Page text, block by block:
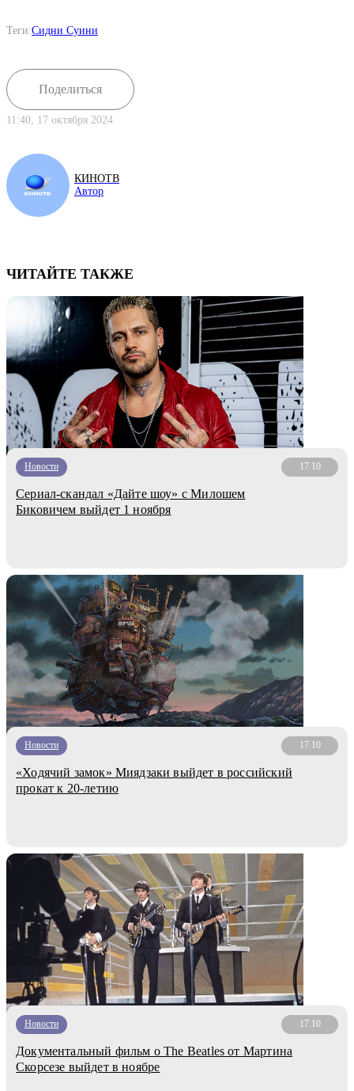
Теги:Сидни Суини
Поделиться
11:40, 17 октября 2024
КИНОТВ
Автор
ЧИТАЙТЕ ТАКЖЕ
Новости 17.10
Сериал-скандал «Дайте шоу» с Милошем
Биковичем выйдет 1 ноября
Новости 17.10
«Ходячий замок» Миядзаки выйдет в российский
прокат к 20-летию
Новости 17.10
Документальный фильм о The Beatles от Мартина
Скорсезе выйдет в ноябре